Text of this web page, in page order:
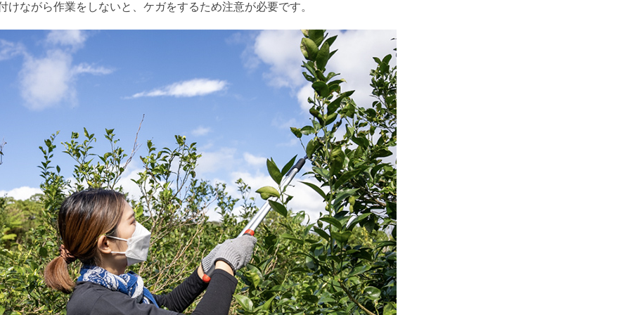
けながら作業をしないと、ケガをするため注意が必要です。